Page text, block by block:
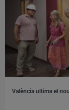
València ultima el